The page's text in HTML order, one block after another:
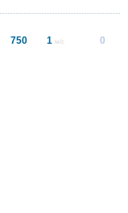
750 1 м/с 0